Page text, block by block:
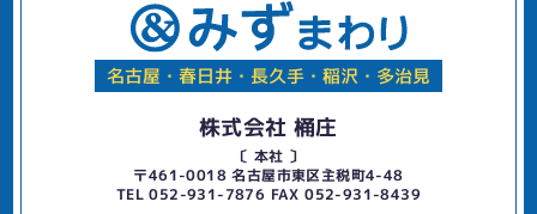
名古屋・春日井・長久手・稲沢・多治見
株式会社 桶庄
〔 本社 〕
〒461-0018 名古屋市東区主税町4-48
TEL 052-931-7876 FAX 052-931-8439